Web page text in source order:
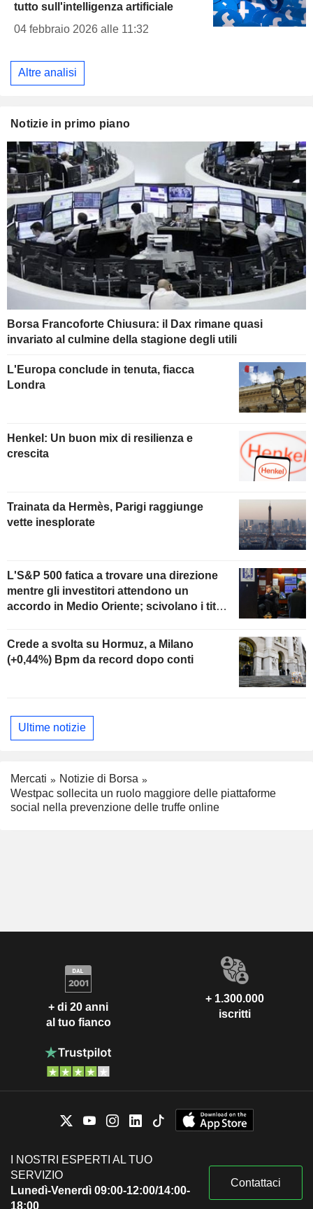
tutto sull'intelligenza artificiale
04 febbraio 2026 alle 11:32
Altre analisi
Notizie in primo piano
Borsa Francoforte Chiusura: il Dax rimane quasi
invariato al culmine della stagione degli utili
L'Europa conclude in tenuta, fiacca
Londra
Henkel: Un buon mix di resilienza e
crescita
Trainata da Hermès, Parigi raggiunge
vette inesplorate
L'S&P 500 fatica a trovare una direzione
mentre gli investitori attendono un
accordo in Medio Oriente; scivolano i titoli
Crede a svolta su Hormuz, a Milano
(+0,44%) Bpm da record dopo conti
Ultime notizie
Mercati
Notizie di Borsa
Westpac sollecita un ruolo maggiore delle piattaforme
social nella prevenzione delle truffe online
+ di 20 anni
al tuo fianco
+ 1.300.000
iscritti
I NOSTRI ESPERTI AL TUO
SERVIZIO
Lunedì-Venerdì 09:00-12:00/14:00-
18:00
Contattaci